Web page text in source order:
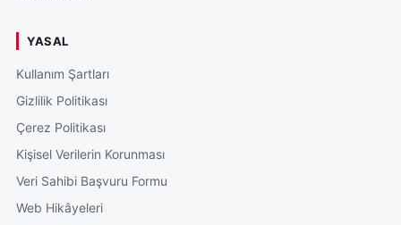
YASAL
Kullanım Şartları
Gizlilik Politikası
Çerez Politikası
Kişisel Verilerin Korunması
Veri Sahibi Başvuru Formu
Web Hikâyeleri